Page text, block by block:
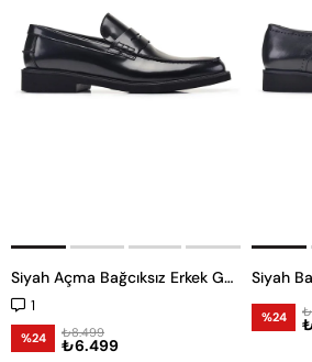
Siyah Açma Bağcıksız Erkek Günlük Ayakkabı
1
%24 ₺6.499
₺8.499
%24